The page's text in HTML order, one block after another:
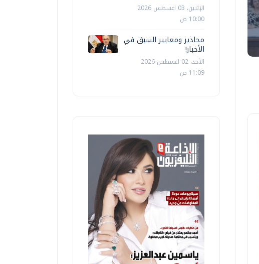
الإثنين، 03 اغسطس 2026
10:00 ص
محاذير ومعايير السبق في
الأخبار!
الأحد، 02 اغسطس 2026
11:09 ص